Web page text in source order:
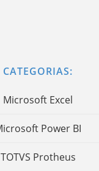
CATEGORIAS:
Microsoft Excel
Power BI
TOTVS Protheus